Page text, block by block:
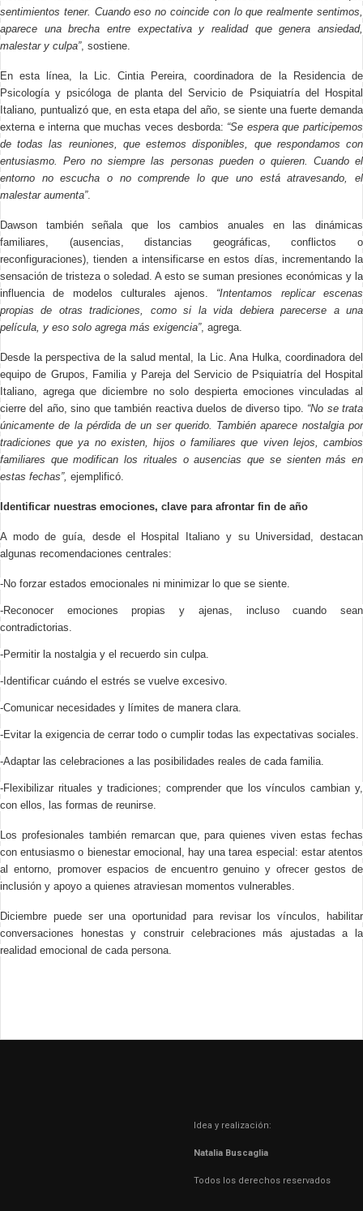
sentimientos tener. Cuando eso no coincide con lo que realmente sentimos,
aparece una brecha entre expectativa y realidad que genera ansiedad,
malestar y culpa”, sostiene.
En esta línea, la Lic. Cintia Pereira, coordinadora de la Residencia de
Psicología y psicóloga de planta del Servicio de Psiquiatría del Hospital
Italiano,puntualizó que, en esta etapa del año, se siente una fuerte demanda
externa e interna que muchas veces desborda: “Se espera que participemos
de todas las reuniones, que estemos disponibles, que respondamos con
entusiasmo. Pero no siempre las personas pueden o quieren. Cuando el
entorno no escucha o no comprende lo que uno está atravesando, el
malestar aumenta”.
Dawson también señala que los cambios anuales en las dinámicas
familiares, (ausencias, distancias geográficas, conflictos o
reconfiguraciones), tienden a intensificarse en estos días, incrementando la
sensación de tristeza o soledad. A esto se suman presiones económicas y la
influencia de modelos culturales ajenos. “Intentamos replicar escenas
propias de otras tradiciones, como si la vida debiera parecerse a una
película, y eso solo agrega más exigencia”, agrega.
Desde la perspectiva de la salud mental, la Lic. Ana Hulka, coordinadora del
equipo de Grupos, Familia y Pareja del Servicio de Psiquiatría del Hospital
Italiano, agrega que diciembre no solo despierta emociones vinculadas al
cierre del año, sino que también reactiva duelos de diverso tipo. “No se trata
únicamente de la pérdida de un ser querido. También aparece nostalgia por
tradiciones que ya no existen, hijos o familiares que viven lejos, cambios
familiares que modifican los rituales o ausencias que se sienten más en
estas fechas”, ejemplificó.
Identificar nuestras emociones, clave para afrontar fin de año
A modo de guía, desde el Hospital Italiano y su Universidad, destacan
algunas recomendaciones centrales:
-No forzar estados emocionales ni minimizar lo que se siente.
-Reconocer emociones propias y ajenas, incluso cuando sean
contradictorias.
-Permitir la nostalgia y el recuerdo sin culpa.
-Identificar cuándo el estrés se vuelve excesivo.
-Comunicar necesidades y límites de manera clara.
-Evitar la exigencia de cerrar todo o cumplir todas las expectativas sociales.
-Adaptar las celebraciones a las posibilidades reales de cada familia.
-Flexibilizar rituales y tradiciones; comprender que los vínculos cambian y,
con ellos, las formas de reunirse.
Los profesionales también remarcan que, para quienes viven estas fechas
con entusiasmo o bienestar emocional, hay una tarea especial: estar atentos
al entorno, promover espacios de encuentro genuino y ofrecer gestos de
inclusión y apoyo a quienes atraviesan momentos vulnerables.
Diciembre puede ser una oportunidad para revisar los vínculos, habilitar
conversaciones honestas y construir celebraciones más ajustadas a la
realidad emocional de cada persona.
Idea y realización:
Natalia Buscaglia
Todos los derechos reservados